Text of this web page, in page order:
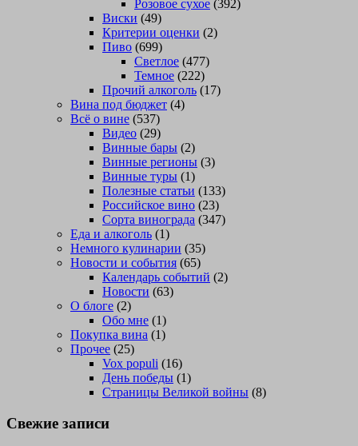
Розовое сухое (392)
Виски (49)
Критерии оценки (2)
Пиво (699)
Светлое (477)
Темное (222)
Прочий алкоголь (17)
Вина под бюджет (4)
Всё о вине (537)
Видео (29)
Винные бары (2)
Винные регионы (3)
Винные туры (1)
Полезные статьи (133)
Российское вино (23)
Сорта винограда (347)
Еда и алкоголь (1)
Немного кулинарии (35)
Новости и события (65)
Календарь событий (2)
Новости (63)
О блоге (2)
Обо мне (1)
Покупка вина (1)
Прочее (25)
Vox populi (16)
День победы (1)
Страницы Великой войны (8)
Свежие записи